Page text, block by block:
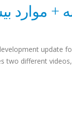
+ موارد
update
two different